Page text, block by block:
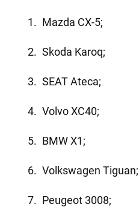
Mazda CX-5;
Skoda Karoq;
SEAT Ateca;
Volvo XC40;
BMW X1;
Volkswagen Tiguan;
Peugeot 3008;